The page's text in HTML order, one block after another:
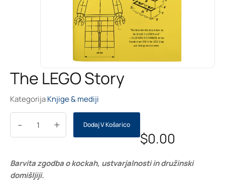
The LEGO Story
KategorijaKnjige & mediji
+
- Dodaj V Košarico
$0.00
Barvita zgodba o kockah, ustvarjalnosti in družinski
domišljiji.